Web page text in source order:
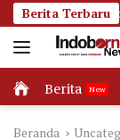
Langsung
ke
konten
Berita Terbaru
Memanas,
Home
Berita
Beranda